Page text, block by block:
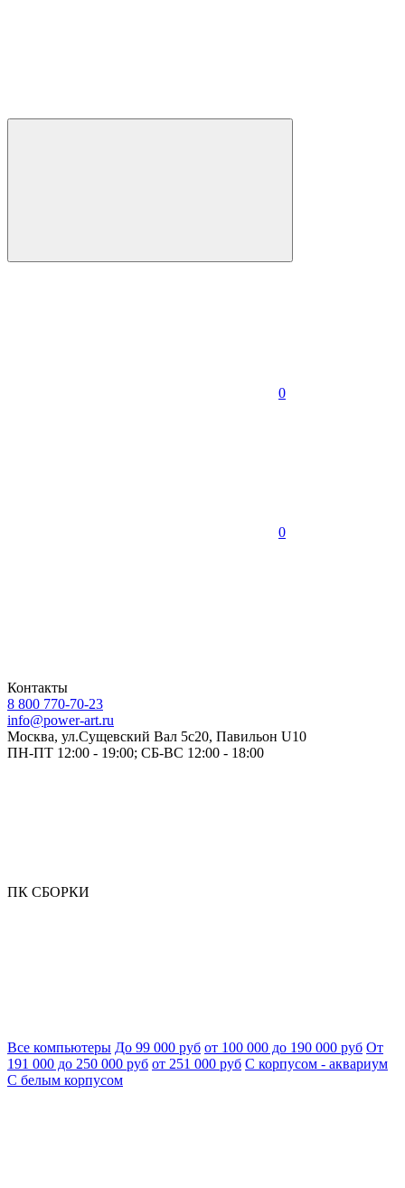
0
0
Контакты
8 800 770-70-23
info@power-art.ru
Москва, ул.Сущевский Вал 5с20, Павильон U10
ПН-ПТ 12:00 - 19:00; СБ-ВС 12:00 - 18:00
ПК СБОРКИ
Все компьютеры До 99 000 руб от 100 000 до 190 000 руб От
191 000 до 250 000 руб от 251 000 руб С корпусом - аквариум
С белым корпусом